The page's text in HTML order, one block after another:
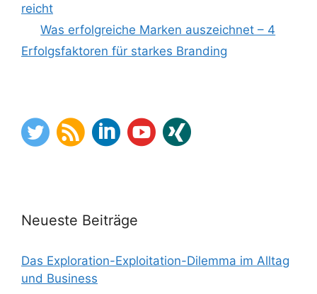
reicht
Was erfolgreiche Marken auszeichnet – 4
Erfolgsfaktoren für starkes Branding
Neueste Beiträge
Das Exploration-Exploitation-Dilemma im Alltag
und Business